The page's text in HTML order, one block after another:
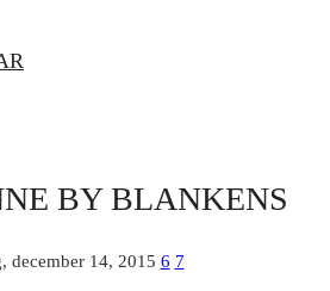
BY BLANKENS
december 14, 2015 6 7